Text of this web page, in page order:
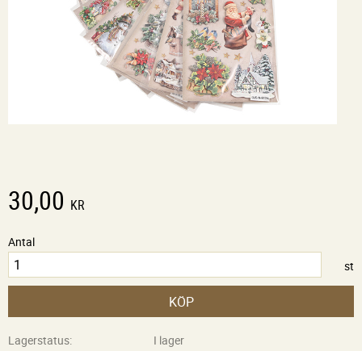
30,00 KR
Antal
st
KÖP
Lagerstatus
I lager